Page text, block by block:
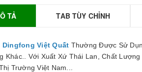
TẢ TAB TÙY CHỈNH
Dingfong Việt Quất Thường Được Sử
Khác.. Với Xuất Xứ Thái Lan, Chất Lượng
Trường Việt Nam...
FOOD
50G - ROYAL I
LIỆU PHA
- TOBEE FOOD